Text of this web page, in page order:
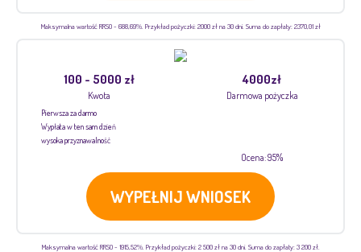
Maksymalna wartość RRSO - 688,69%. Przykład pożyczki: 2000 zł na 30 dni. Suma do zapłaty: 2370,01 zł
100 - 5000 zł
Kwota
4000zł
Darmowa pożyczka
Pierwsza za darmo
Wypłata w ten sam dzień
wysoka przyznawalność
Ocena: 95%
WYPEŁNIJ WNIOSEK
Maksymalna wartość RRSO - 1915,52%. Przykład pożyczki: 2 500 zł na 30 dni. Suma do zapłaty: 3 200 zł.